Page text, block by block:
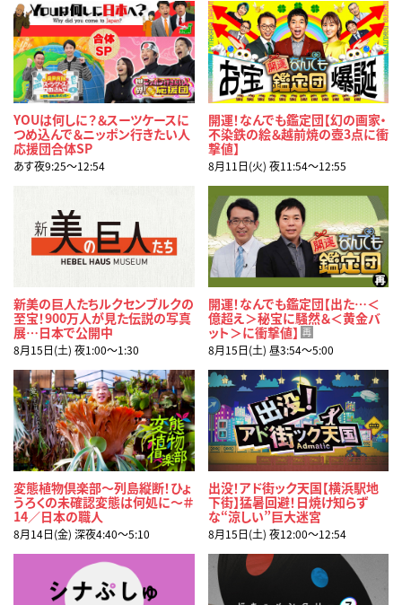
YOUは何しに？＆スーツケースに
つめ込んで＆ニッポン行きたい人
応援団合体SP
あす夜9:25〜12:54
開運！なんでも鑑定団【幻の画家・
不染鉄の絵＆越前焼の壺3点に衝
撃値】
8月11日(火) 夜11:54〜12:55
新美の巨人たちルクセンブルクの
至宝！900万人が見た伝説の写真
展…日本で公開中
8月15日(土) 夜1:00〜1:30
開運！なんでも鑑定団【出た…＜
億超え＞秘宝に騒然＆＜黄金バ
ット＞に衝撃値】 再
8月15日(土) 昼3:54〜5:00
変態植物倶楽部～列島縦断！ひょ
うろくの未確認変態は何処に～＃
14／日本の職人
8月14日(金) 深夜4:40〜5:10
出没！アド街ック天国【横浜駅地
下街】猛暑回避！日焼け知らず
な“涼しい”巨大迷宮
8月15日(土) 夜12:00〜12:54